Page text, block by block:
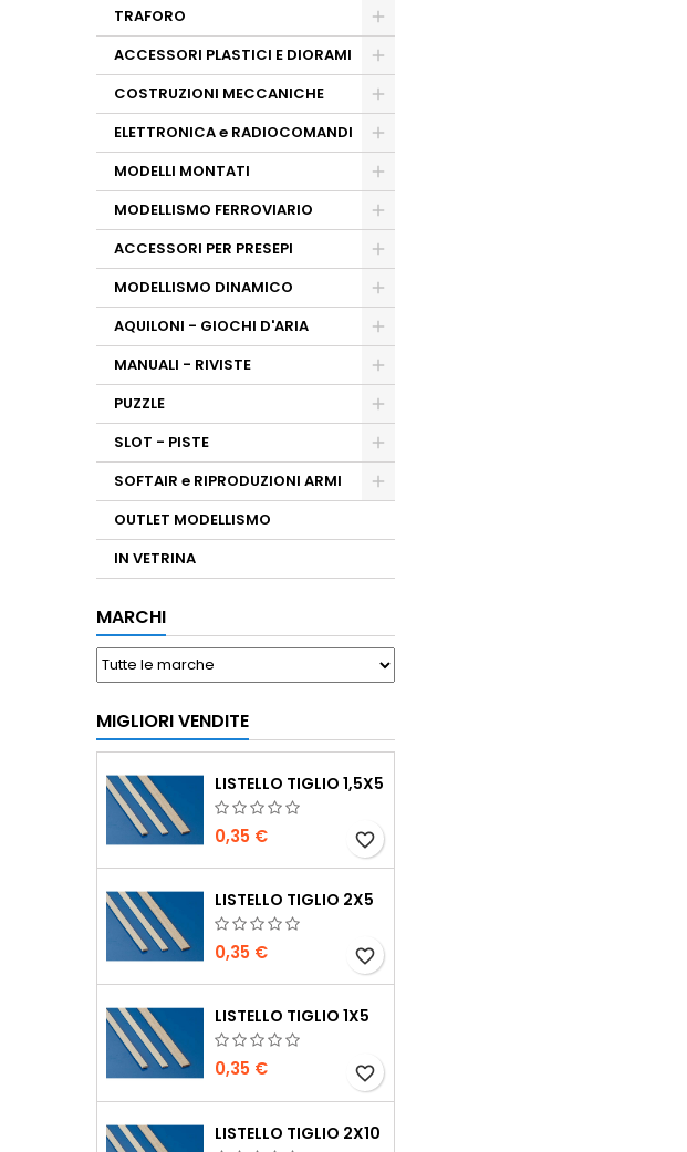
TRAFORO
ACCESSORI PLASTICI E DIORAMI
COSTRUZIONI MECCANICHE
ELETTRONICA e RADIOCOMANDI
MODELLI MONTATI
MODELLISMO FERROVIARIO
ACCESSORI PER PRESEPI
MODELLISMO DINAMICO
AQUILONI - GIOCHI D'ARIA
MANUALI - RIVISTE
PUZZLE
SLOT - PISTE
SOFTAIR e RIPRODUZIONI ARMI
OUTLET MODELLISMO
IN VETRINA
MARCHI
MIGLIORI VENDITE
LISTELLO TIGLIO 1,5X5
0,35 € favorite_border
LISTELLO TIGLIO 2X5
0,35 € favorite_border
LISTELLO TIGLIO 1X5
0,35 € favorite_border
LISTELLO TIGLIO 2X10